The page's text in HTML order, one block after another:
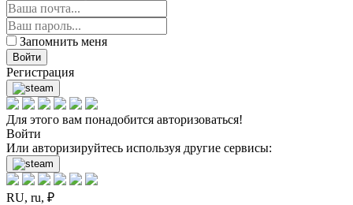
Запомнить меня
Войти
Регистрация
Для этого вам понадобится авторизоваться!
Войти
Или авторизируйтесь используя другие сервисы:
RU, ru, ₽